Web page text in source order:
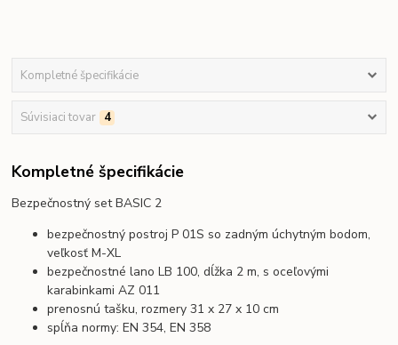
Kompletné špecifikácie
Súvisiaci tovar 4
Kompletné špecifikácie
Bezpečnostný set BASIC 2
bezpečnostný postroj P 01S so zadným úchytným bodom,
veľkosť M-XL
bezpečnostné lano LB 100, dĺžka 2 m, s oceľovými
karabinkami AZ 011
prenosnú tašku, rozmery 31 x 27 x 10 cm
spĺňa normy: EN 354, EN 358